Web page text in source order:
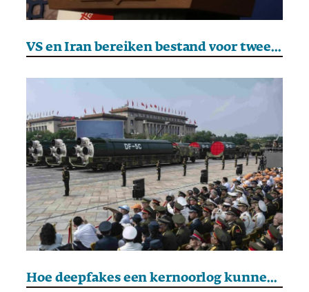
VS en Iran bereiken bestand voor twee weken, Straat van Hormuz gaat weer open
Hoe deepfakes een kernoorlog kunnen uitlokken